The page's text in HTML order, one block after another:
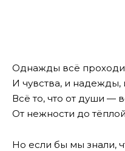
Однажды всё
И чувства, и надежды,
Всё то, что от души —
От нежности до
Но если бы мы знали,